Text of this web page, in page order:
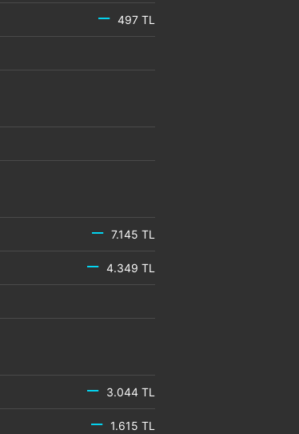
497 TL
7.145 TL
4.349 TL
3.044 TL
1.615 TL